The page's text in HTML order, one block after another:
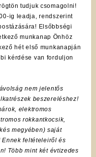
tudjuk csomagolni!
ig leadja, rendszerint
Elsőbbségi
munkanap Önhöz
hét első munkanapján
kérdése van forduljon
nem jelentős
beszereléshez!
elektromos
rokkantkocsik,
megyében) saját
feltételeiről és
Több mint két évtizedes